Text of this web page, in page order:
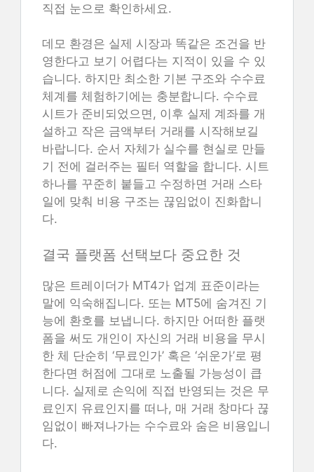
직접 눈으로 확인하세요.
데모 환경은 실제 시장과 똑같은 조건을 반
영한다고 보기 어렵다는 지적이 있을 수 있
습니다. 하지만 최소한 기본 구조와 수수료
체계를 체험하기에는 충분합니다. 수수료
시트가 준비되었으면, 이후 실제 계좌를 개
설하고 작은 금액부터 거래를 시작해보길
바랍니다. 순서 자체가 실수를 현실로 만들
기 전에 걸러주는 필터 역할을 합니다. 시트
하나를 꾸준히 붙들고 수정하면 거래 스타
일에 맞춰 비용 구조는 끊임없이 진화합니
다.
결국 플랫폼 선택보다 중요한 것
많은 트레이더가 MT4가 업계 표준이라는
말에 익숙해집니다. 또는 MT5에 숨겨진 기
능에 환호를 보냅니다. 하지만 어떠한 플랫
폼을 써도 개인이 자신의 거래 비용을 무시
한 체 단순히 ‘무료인가’ 혹은 ‘쉬운가’로 평
한다면 허점에 그대로 노출될 가능성이 큽
니다. 실제로 손익에 직접 반영되는 것은 무
료인지 유료인지를 떠나, 매 거래 창마다 끊
임없이 빠져나가는 수수료와 숨은 비용입니
다.